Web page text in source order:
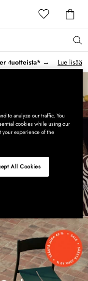
-tuotteista* → Lue lisää
to analyze our traffic. You
cookies while using our
your experience of the
All Cookies